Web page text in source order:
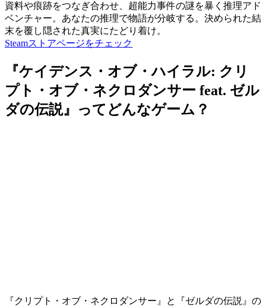
資料や痕跡をつなぎ合わせ、超能力事件の謎を暴く推理アド
ベンチャー。あなたの推理で物語が分岐する。決められた結
末を覆し隠された真実にたどり着け。
Steamストアページをチェック
『ケイデンス・オブ・ハイラル: クリ
プト・オブ・ネクロダンサー feat. ゼル
ダの伝説』ってどんなゲーム？
『クリプト・オブ・ネクロダンサー』と『ゼルダの伝説』の